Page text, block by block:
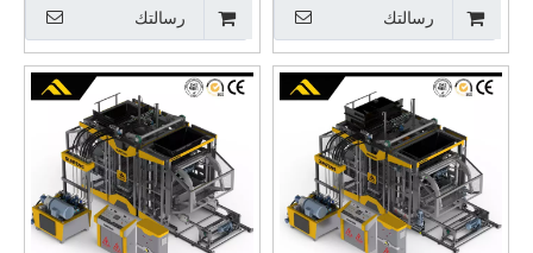
رسالتك رسالتك